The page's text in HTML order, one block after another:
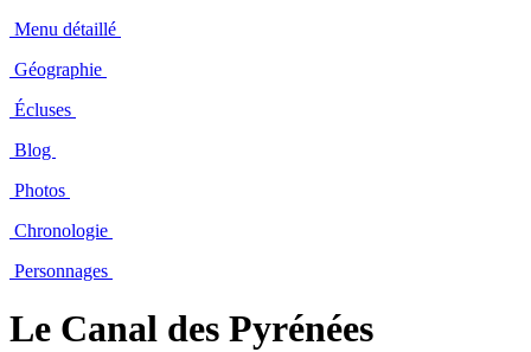
Menu détaillé
Géographie
Écluses
Blog
Photos
Chronologie
Personnages
Le Canal des Pyrénées